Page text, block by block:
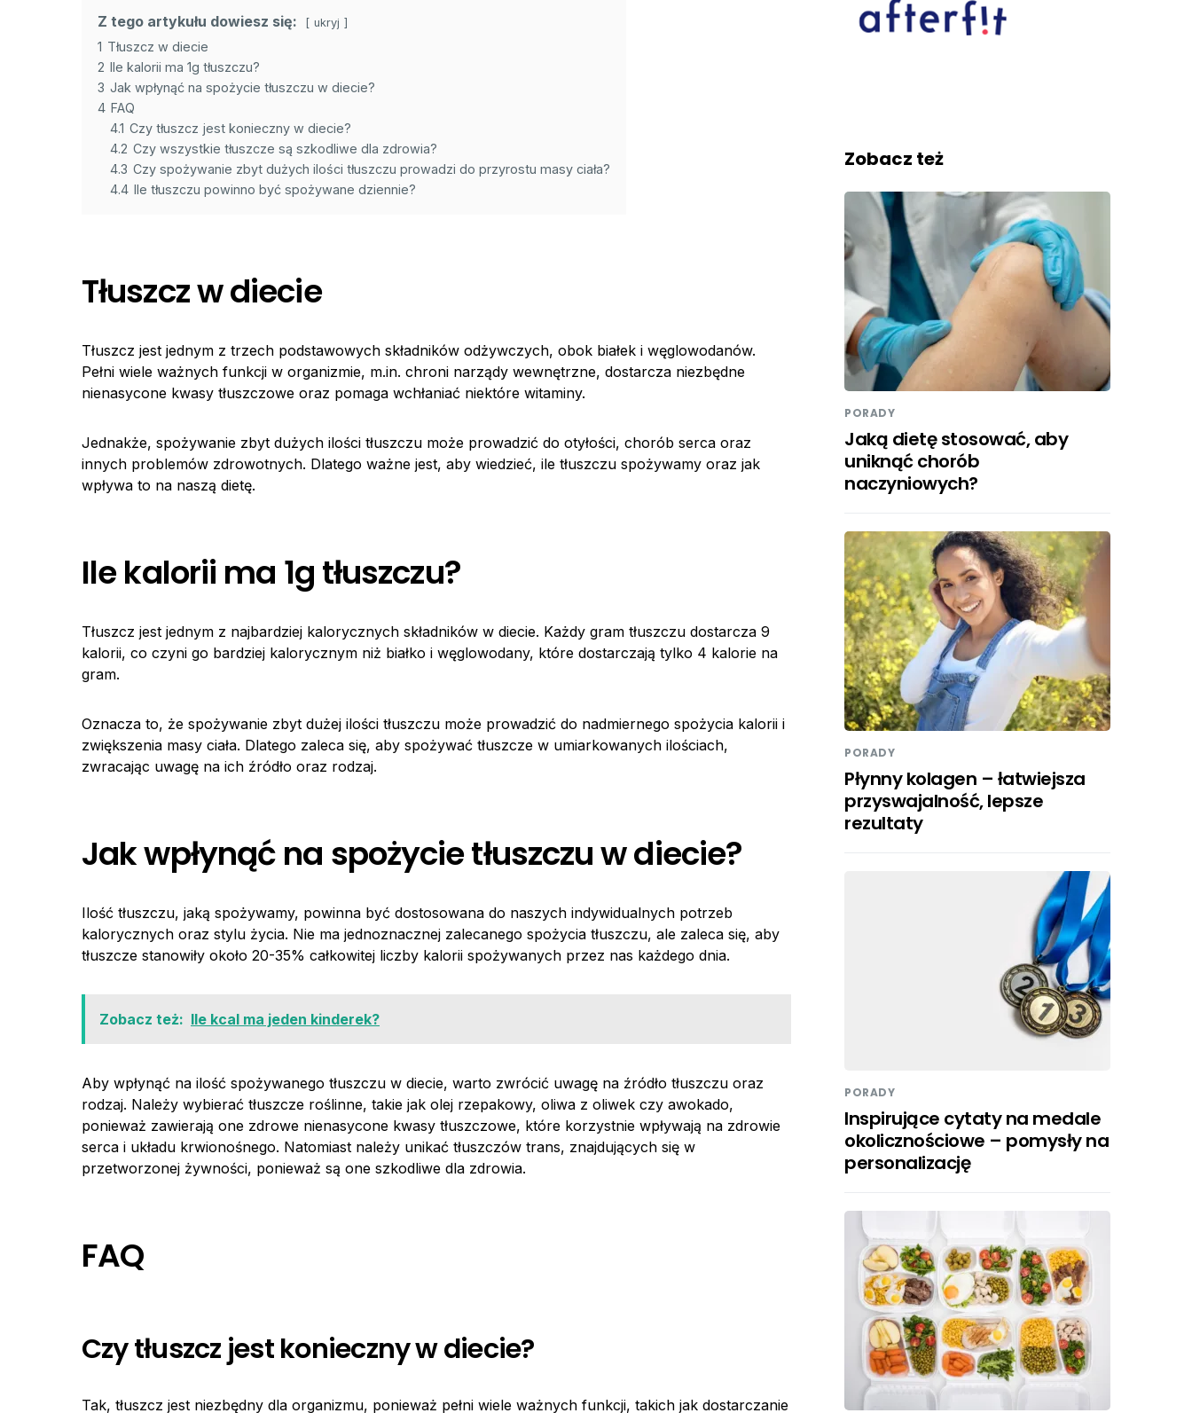
Z tego artykułu dowiesz się: ukryj
1 Tłuszcz w diecie
2 Ile kalorii ma 1g tłuszczu?
3 Jak wpłynąć na spożycie tłuszczu w diecie?
4 FAQ
4.1 Czy tłuszcz jest konieczny w diecie?
4.2 Czy wszystkie tłuszcze są szkodliwe dla zdrowia?
4.3 Czy spożywanie zbyt dużych ilości tłuszczu prowadzi do przyrostu masy ciała?
4.4 Ile tłuszczu powinno być spożywane dziennie?
Tłuszcz w diecie
Tłuszcz jest jednym z trzech podstawowych składników odżywczych, obok białek i węglowodanów.
Pełni wiele ważnych funkcji w organizmie, m.in. chroni narządy wewnętrzne, dostarcza niezbędne
nienasycone kwasy tłuszczowe oraz pomaga wchłaniać niektóre witaminy.
Jednakże, spożywanie zbyt dużych ilości tłuszczu może prowadzić do otyłości, chorób serca oraz
innych problemów zdrowotnych. Dlatego ważne jest, aby wiedzieć, ile tłuszczu spożywamy oraz jak
wpływa to na naszą dietę.
Ile kalorii ma 1g tłuszczu?
Tłuszcz jest jednym z najbardziej kalorycznych składników w diecie. Każdy gram tłuszczu dostarcza 9
kalorii, co czyni go bardziej kalorycznym niż białko i węglowodany, które dostarczają tylko 4 kalorie na
gram.
Oznacza to, że spożywanie zbyt dużej ilości tłuszczu może prowadzić do nadmiernego spożycia kalorii i
zwiększenia masy ciała. Dlatego zaleca się, aby spożywać tłuszcze w umiarkowanych ilościach,
zwracając uwagę na ich źródło oraz rodzaj.
Jak wpłynąć na spożycie tłuszczu w diecie?
Ilość tłuszczu, jaką spożywamy, powinna być dostosowana do naszych indywidualnych potrzeb
kalorycznych oraz stylu życia. Nie ma jednoznacznej zalecanego spożycia tłuszczu, ale zaleca się, aby
tłuszcze stanowiły około 20-35% całkowitej liczby kalorii spożywanych przez nas każdego dnia.
Zobacz też: Ile kcal ma jeden kinderek?
Aby wpłynąć na ilość spożywanego tłuszczu w diecie, warto zwrócić uwagę na źródło tłuszczu oraz
rodzaj. Należy wybierać tłuszcze roślinne, takie jak olej rzepakowy, oliwa z oliwek czy awokado,
ponieważ zawierają one zdrowe nienasycone kwasy tłuszczowe, które korzystnie wpływają na zdrowie
serca i układu krwionośnego. Natomiast należy unikać tłuszczów trans, znajdujących się w
przetworzonej żywności, ponieważ są one szkodliwe dla zdrowia.
FAQ
Czy tłuszcz jest konieczny w diecie?
Tak, tłuszcz jest niezbędny dla organizmu, ponieważ pełni wiele ważnych funkcji, takich jak dostarczanie
Zobacz też
PORADY
Jaką dietę stosować, aby
uniknąć chorób
naczyniowych?
PORADY
Płynny kolagen – łatwiejsza
przyswajalność, lepsze
rezultaty
PORADY
Inspirujące cytaty na medale
okolicznościowe – pomysły na
personalizację